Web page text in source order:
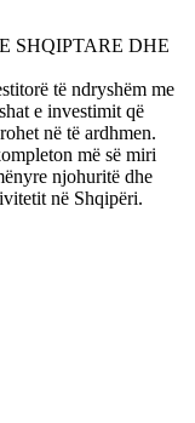
SHQIPTARE DHE
të ndryshëm me
e investimit që
në të ardhmen.
më së miri
njohuritë dhe
në Shqipëri.